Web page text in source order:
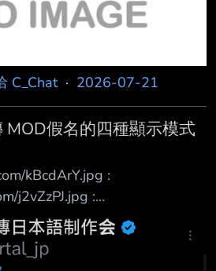
C_Chat· 2026-07-21
MOD假名的四種顯示模式
kBcdArY.jpg :
j2vZzPJ.jpg :
yizKWia.jpg : 假名功能正式公
睡嗎？ : 幾百萬字ww
5sdgOa0.jpg 因為有四種顯示